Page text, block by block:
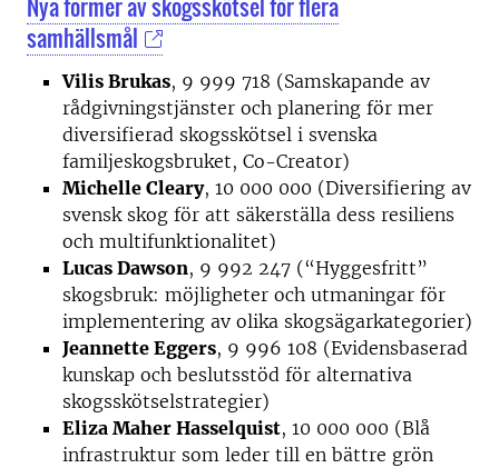
Nya former av skogsskötsel för flera
samhällsmål
Vilis Brukas, 9 999 718 (Samskapande av
rådgivningstjänster och planering för mer
diversifierad skogsskötsel i svenska
familjeskogsbruket, Co-Creator)
Michelle Cleary, 10 000 000 (Diversifiering av
svensk skog för att säkerställa dess resiliens
och multifunktionalitet)
Lucas Dawson, 9 992 247 (“Hyggesfritt”
skogsbruk: möjligheter och utmaningar för
implementering av olika skogsägarkategorier)
Jeannette Eggers, 9 996 108 (Evidensbaserad
kunskap och beslutsstöd för alternativa
skogsskötselstrategier)
Eliza Maher Hasselquist, 10 000 000 (Blå
infrastruktur som leder till en bättre grön